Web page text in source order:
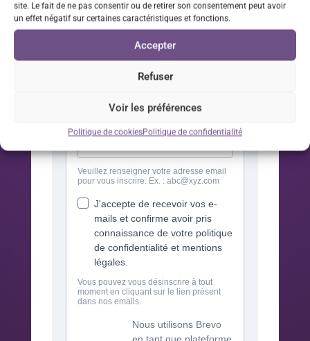
site. Le fait de ne pas consentir ou de retirer son consentement peut avoir
un effet négatif sur certaines caractéristiques et fonctions.
Accepter
Refuser
Voir les préférences
Politique de cookiesPolitique de confidentialité